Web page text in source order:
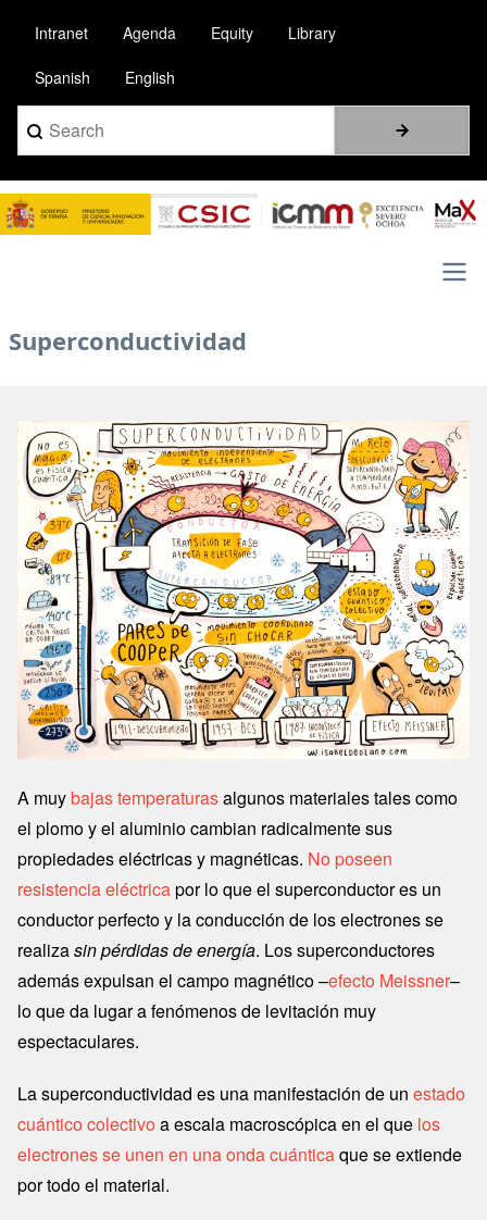
contenido
principal
Intranet Agenda Equity Library
Spanish English
Search
Image
navigation
Superconductividad
A muybajas temperaturasalgunos materiales tales como
el plomo y el aluminio cambian radicalmente sus
propiedades eléctricas y magnéticas. No poseen
resistencia eléctricapor lo que el superconductor es un
conductor perfecto y la conducción de los electrones se
realizasin pérdidas de energía. Los superconductores
además expulsan el campo magnético –efecto Meissner–
lo que da lugar a fenómenos de levitación muy
espectaculares.
La superconductividad es una manifestación de un estado
cuántico colectivo a escala macroscópica en el que los
electrones se unen en una onda cuánticaque se extiende
por todo el material.